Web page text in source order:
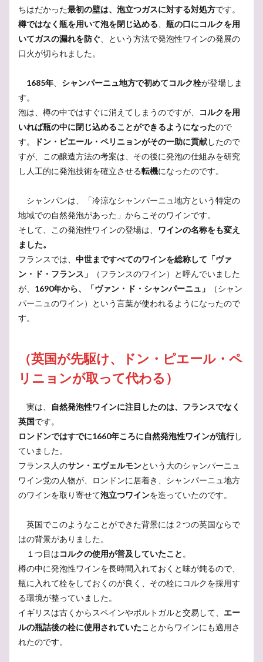
ちはだかった最初の壁は、泡立つガスに対する対処方です。
樽ではなく瓶を用いて泡を閉じ込める
瓶の口にコルクを用
いてガスの漏れを防ぐ 、という方法で発泡性ワインの発展の
口火が切られました。
1685年 シャンパーニュ地方で初めてコルク栓が登場しま
す。
泡は、樽の中ではすぐに消えてしまうのですが、
コルクを用
いれば瓶の中に閉じ込めることができるようになったので
す。
ドン・ピエール・ペリニョンがその一助に貢献したので
すが、この醸造方法の考案は、その後に発泡の仕組みを研究
し人工的に発泡技術を確立させる転機になったのです。
シャンパンは、「冷涼なシャンパーニュ地方という特定の
地域での自然発泡があった」からこそのワインです。
そして、この発泡性ワインの登場は、 ワインの名称をも変え
ました。
フランスでは、 中世まですべてのワインを総称して「ヴァ
ン・ド・フランス」
（フランスのワイン）と呼んでいました
が、 1690年から、「ヴァン・ド・シャンパーニュ」
（シャン
パーニュのワイン）という言葉が使われるようになったので
す。
（英国が先駆け、ドン・ピエール・ペ
リニョンが取って代わる）
実は、
自然発泡性ワインに注目したのは、フランスでなく
英国です。
ロンドンではすでに1660年ころに自然発泡性ワインが流行し
ていました。
フランス人のサン・エヴェルモンという大のシャンパーニュ
ワイン党の人物が、ロンドンに居着き、シャンパーニュ地方
のワインを取り寄せて泡立つワインを造っていたのです。
英国でこのようなことができた背景には２つの英国ならで
はの背景がありました。
１つ目はコルクの使用が普及していたこと 。
樽の中に発泡性ワインを長時間入れておくと味が鈍るので、
瓶に入れて栓をしておくのが良く、その栓にコルクを採用す
る環境が整っていました。
イギリスは古くからスペインやポルトガルと交易して、 エー
ルの瓶詰後の栓に使用されていたことからワインにも適用さ
れたのです。
モエ・エ・シャンドン
モーゼル
メルロー
メゾン
メールマガジン
プロセッコ
ブルゴーニュ
タイタンビカス
ドイツ人
ニュージーランド
チョコレート
チャーチル
タッチパネル
ニュージーランンド
パールヴァイン
フリッツァンテ
ブドウ品種
フランチャコルタ
フランソワ
フランス革命 フランス
ブドウ畑
ファルツ
ピュピトル
ピノ・ノワール
ピノ・ノアール
ビール
パンパスグラス
黒ぶどう
検索